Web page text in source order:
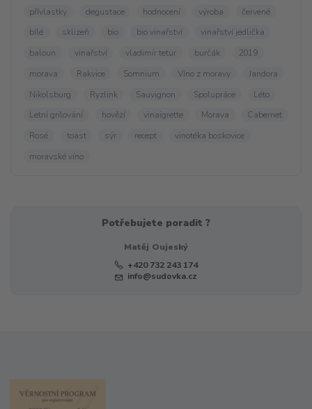
přívlastky
degustace hodnocení výroba
červené
bílé
sklizeň bio bio vinařství
vinařství jedlička
baloun
vinařství vladimír tetur burčák
2019
morava
Rakvice Somnium Víno z moravy
Jandora
Nikolsburg
Ryzlink Sauvignon Spolupráce
Léto
Letní grilování
hovězí vinaigrette Morava
Cabernet
Rosé
toast sýr recept
vinotéka boskovice
moravské víno
Potřebujete poradit ?
Matěj Oujeský
+420 732 243 174
info@sudovka.cz